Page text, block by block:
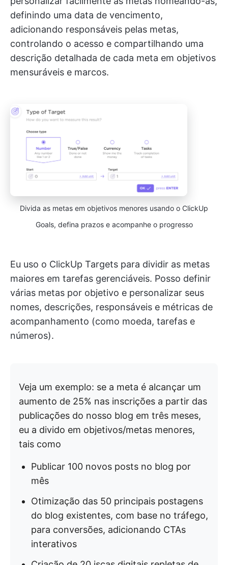
definindo uma data de vencimento,
adicionando responsáveis pelas metas,
controlando o acesso e compartilhando uma
descrição detalhada de cada meta em objetivos
mensuráveis e marcos.
Divida as metas em objetivos menores usando o ClickUp
Goals, defina prazos e acompanhe o progresso
Eu uso o ClickUp Targets para dividir as metas
maiores em tarefas gerenciáveis. Posso definir
várias metas por objetivo e personalizar seus
nomes, descrições, responsáveis e métricas de
acompanhamento (como moeda, tarefas e
números).
Veja um exemplo: se a meta é alcançar um
aumento de 25% nas inscrições a partir das
publicações do nosso blog em três meses,
eu a divido em objetivos/metas menores,
tais como
Publicar 100 novos posts no blog por
mês
Otimização das 50 principais postagens
do blog existentes, com base no tráfego,
para conversões, adicionando CTAs
interativos